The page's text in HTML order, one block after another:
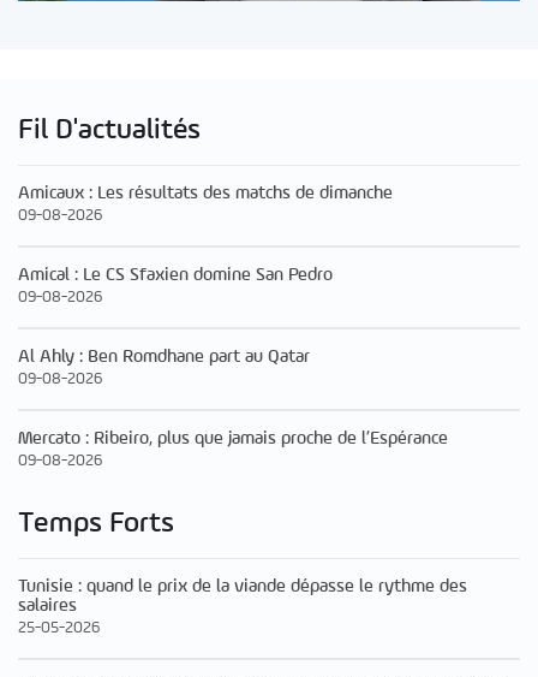
Fil D'actualités
Amicaux : Les résultats des matchs de dimanche
09-08-2026
Amical : Le CS Sfaxien domine San Pedro
09-08-2026
Al Ahly : Ben Romdhane part au Qatar
09-08-2026
Mercato : Ribeiro, plus que jamais proche de l’Espérance
09-08-2026
Temps Forts
Tunisie : quand le prix de la viande dépasse le rythme des
salaires
25-05-2026